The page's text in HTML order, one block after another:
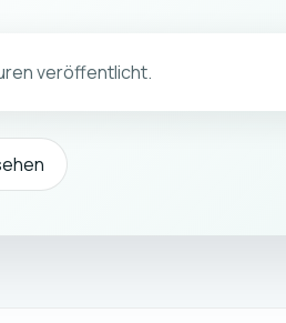
veröffentlicht.